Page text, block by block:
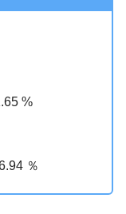
%
％